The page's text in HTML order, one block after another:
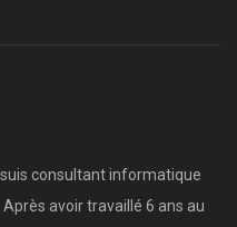
suis consultant informatique
avoir travaillé 6 ans au